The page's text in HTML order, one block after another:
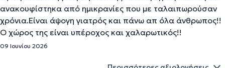
ανακουφίστηκα από ημικρανίες που με ταλαιπωρούσαν
χρόνια.Είναι άψογη γιατρός και πάνω απ όλα άνθρωπος!!
Ο χώρος της είναι υπέροχος και χαλαρωτικός!!
09 Ιουνίου 2026